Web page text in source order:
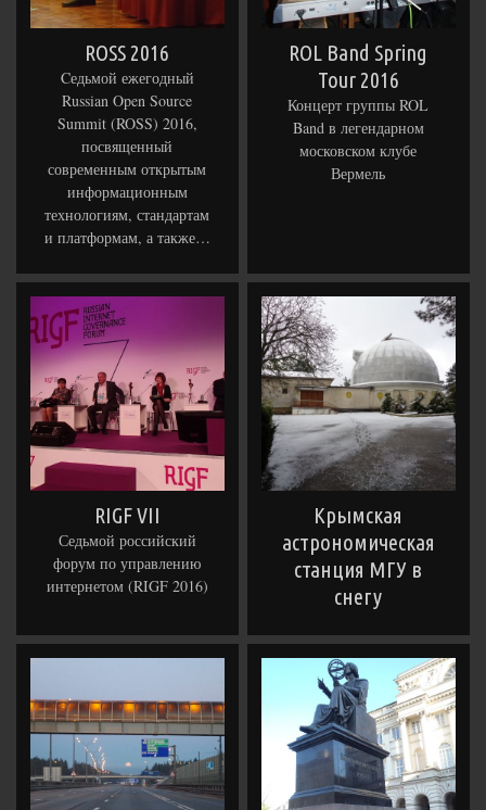
ROSS 2016
Cедьмой ежегодный
Russian Open Source
Summit (ROSS) 2016,
посвященный
современным открытым
информационным
технологиям, стандартам
и платформам, а также…
ROL Band Spring
Tour 2016
Концерт группы ROL
Band в легендарном
московском клубе
Вермель
RIGF VII
Седьмой российский
форум по управлению
интернетом (RIGF 2016)
Крымская
астрономическая
станция МГУ в
снегу